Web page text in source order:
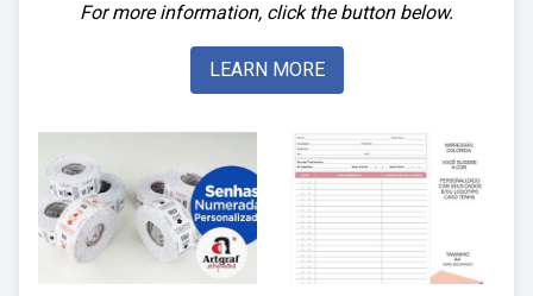
For more information, click the button below.
LEARN MORE